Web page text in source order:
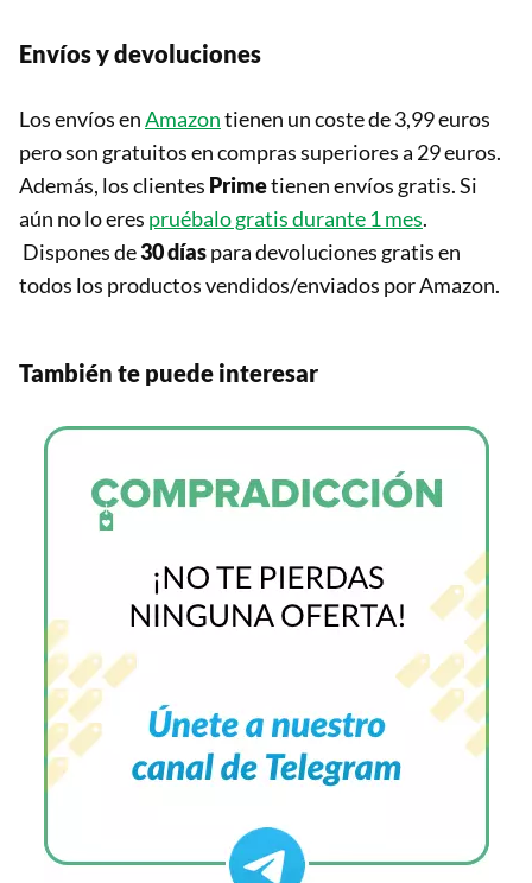
Envíos y devoluciones
Los envíos enAmazontienen un coste de 3,99 euros
pero son gratuitos en compras superiores a 29 euros.
Además, los clientes Primetienen envíos gratis. Si
aún no lo eres pruébalo gratis durante 1 mes.
Dispones de30 díaspara devoluciones gratis en
todos los productos vendidos/enviados por Amazon.
También te puede interesar